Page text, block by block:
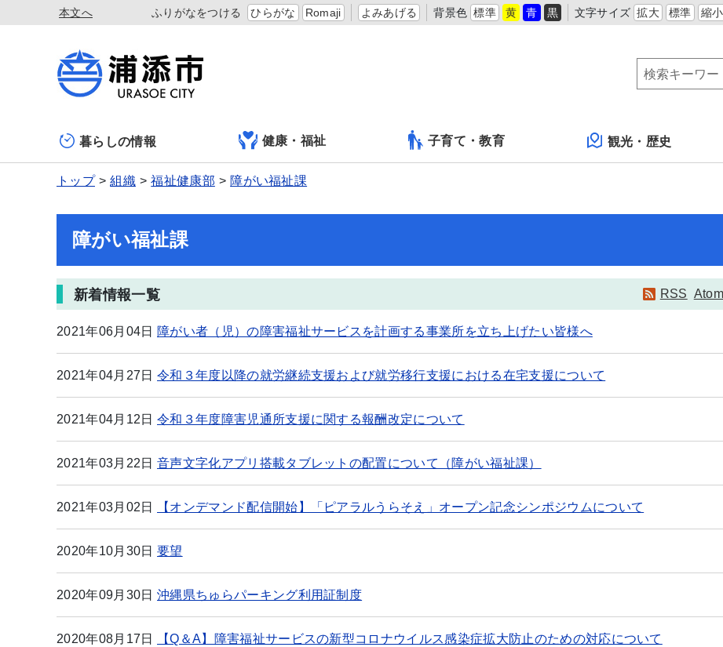
本文へ ふりがなをつける ひらがな Romaji よみあげる 背景色 標準 黄 青 黒 文字サイズ 拡大 標準 縮小
暮らしの情報 健康・福祉 子育て・教育 観光・歴史
トップ 組織 福祉健康部 障がい福祉課
障がい福祉課
RSS Atom
新着情報一覧
2021年06月04日 障がい者（児）の障害福祉サービスを計画する事業所を立ち上げたい皆様へ
2021年04月27日 令和３年度以降の就労継続支援および就労移行支援における在宅支援について
2021年04月12日 令和３年度障害児通所支援に関する報酬改定について
2021年03月22日 音声文字化アプリ搭載タブレットの配置について（障がい福祉課）
2021年03月02日 【オンデマンド配信開始】「ピアラルうらそえ」オープン記念シンポジウムについて
2020年10月30日 要望
2020年09月30日 沖縄県ちゅらパーキング利用証制度
2020年08月17日 【Q＆A】障害福祉サービスの新型コロナウイルス感染症拡大防止のための対応について